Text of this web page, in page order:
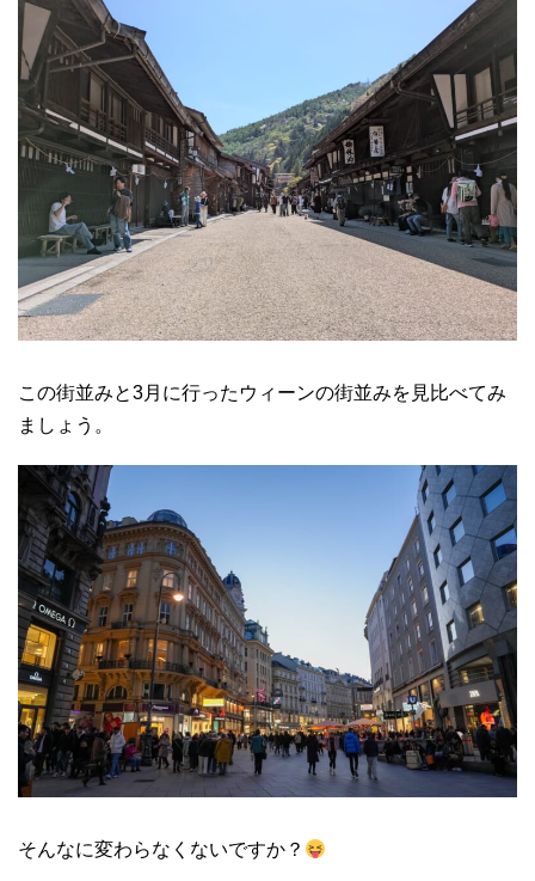
この街並みと3月に行ったウィーンの街並みを見比べてみ
ましょう。
そんなに変わらなくないですか？